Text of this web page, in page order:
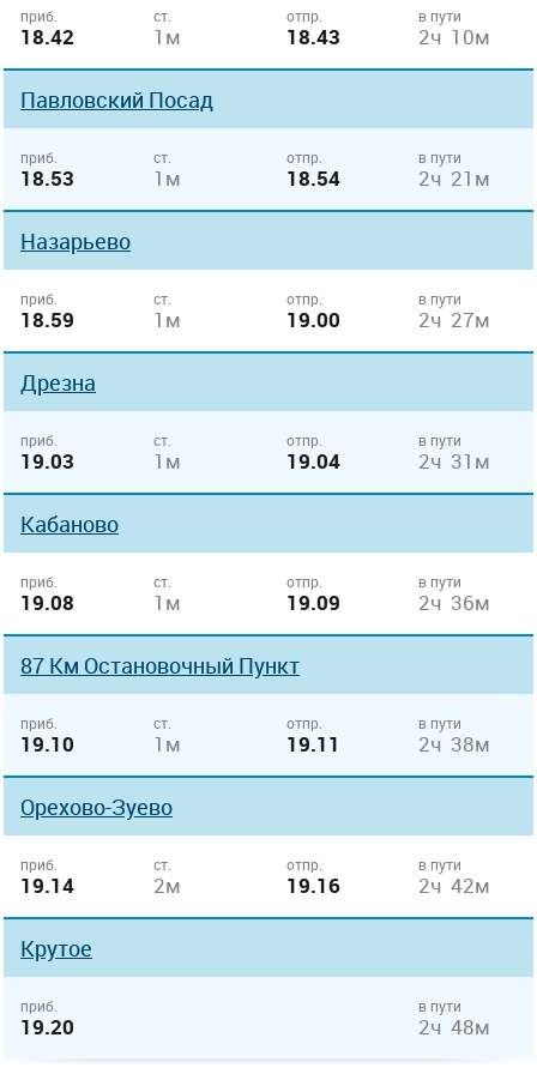
приб.
18.42
ст.
1м
отпр.
18.43
в пути
2ч 10м
Павловский Посад
приб.
18.53
ст.
1м
отпр.
18.54
в пути
2ч 21м
Назарьево
приб.
18.59
ст.
1м
отпр.
19.00
в пути
2ч 27м
Дрезна
приб.
19.03
ст.
1м
отпр.
19.04
в пути
2ч 31м
Кабаново
приб.
19.08
ст.
1м
отпр.
19.09
в пути
2ч 36м
87 Км Остановочный Пункт
приб.
19.10
ст.
1м
отпр.
19.11
в пути
2ч 38м
Орехово-Зуево
приб.
19.14
ст.
2м
отпр.
19.16
в пути
2ч 42м
Крутое
приб.
19.20
в пути
2ч 48м